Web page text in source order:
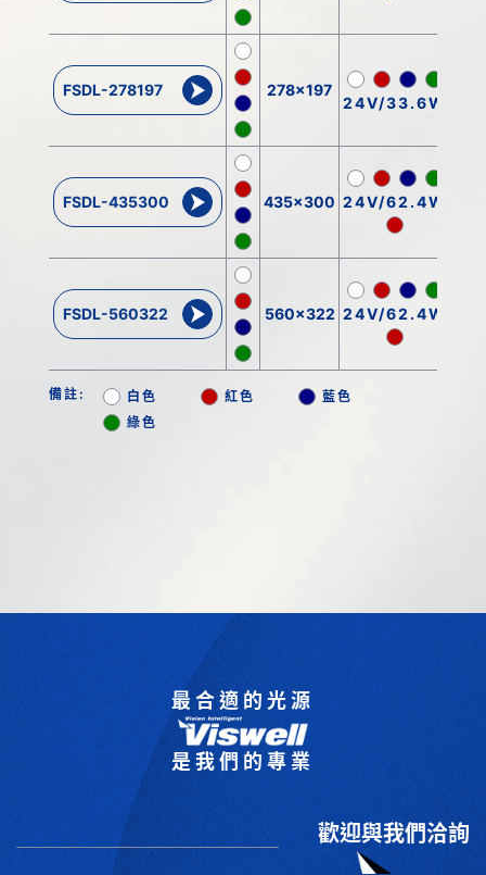
FSDL-278197 278x197
24V/33.6W
FSDL-435300 435x300 24V/62.4W
FSDL-560322 560x322 24V/62.4W
備註: 白色 紅色
藍色
綠色
最合適的光源
是我們的專業
歡迎與我們洽詢